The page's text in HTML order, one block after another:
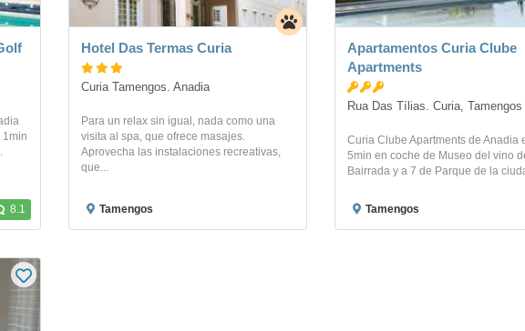
8.1
Hotel Das Termas Curia
Curia Tamengos. Anadia
Para un relax sin igual, nada como una
visita al spa, que ofrece masajes.
Aprovecha las instalaciones recreativas,
que...
Tamengos
Apartamentos Curia Clube
Apartments
Rua Das Tílias. Curia, Tamengos
Curia Clube Apartments de Anadia
5min en coche de Museo del vino
Bairrada y a 7 de Parque de la
Tamengos